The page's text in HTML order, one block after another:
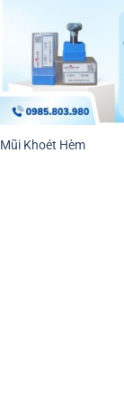
Mũi Khoét Hèm